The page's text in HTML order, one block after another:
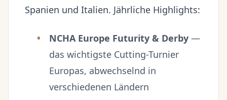
Spanien und Italien. Jährliche Highlights:
NCHA Europe Futurity & Derby —
das wichtigste Cutting-Turnier
Europas, abwechselnd in
verschiedenen Ländern